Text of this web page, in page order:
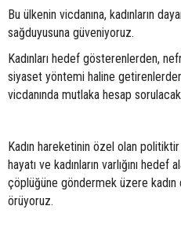
Bu ülkenin vicdanına, kadınların
sağduyusuna güveniyoruz.
Kadınları hedef gösterenlerden,
siyaset yöntemi haline
vicdanında mutlaka hesap
Kadın hareketinin özel olan
hayatı ve kadınların varlığını hedef
çöplüğüne göndermek üzere kadın
örüyoruz.